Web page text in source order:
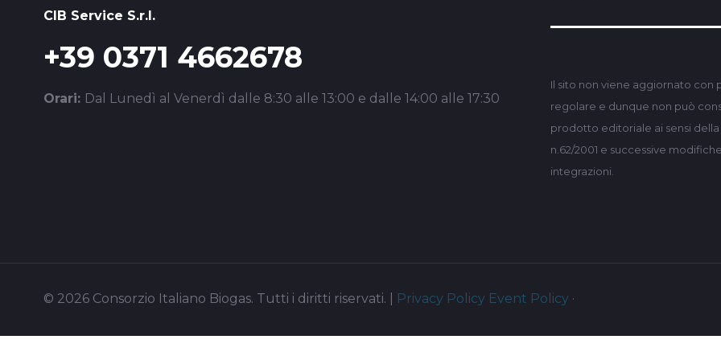
CIB Service S.r.l.
+39 0371 4662678
Orari: Dal Lunedì al Venerdì dalle 8:30 alle 13:00 e dalle 14:00 alle 17:30
Il sito non viene aggiornato con
regolare e dunque non può
prodotto editoriale ai sensi
n.62/2001 e successive
integrazioni.
© 2026 Consorzio Italiano Biogas. Tutti i diritti riservati. | Privacy Policy Event Policy ·